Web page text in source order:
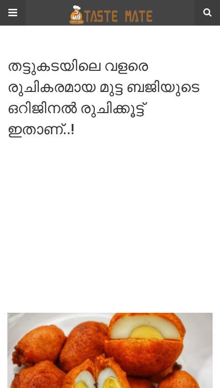
തട്ടുകടയിലെ വളരെ
രുചികരമായ മുട്ട ബജിയുടെ
ഒറിജിനൽ രുചിക്കൂട്ട്
ഇതാണ്..!